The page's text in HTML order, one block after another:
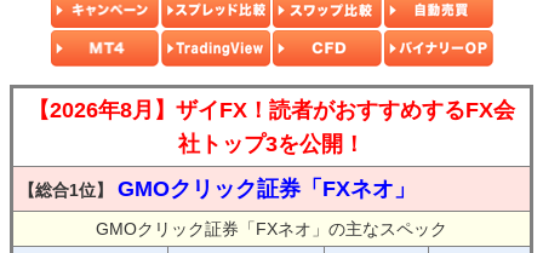
【2026年8月】ザイFX！読者がおすすめするFX会
社トップ3を公開！
【総合1位】 GMOクリック証券「FXネオ」
GMOクリック証券「FXネオ」の主なスペック